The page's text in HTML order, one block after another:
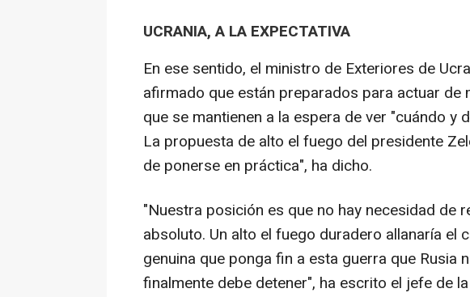
UCRANIA, A LA EXPECTATIVA
En ese sentido, el ministro de Exteriores de
afirmado que están preparados para actuar de
que se mantienen a la espera de ver "cuándo y
La propuesta de alto el fuego del presidente
de ponerse en práctica", ha dicho.
"Nuestra posición es que no hay necesidad de
absoluto. Un alto el fuego duradero allanaría el
genuina que ponga fin a esta guerra que Rusia
finalmente debe detener", ha escrito el jefe de